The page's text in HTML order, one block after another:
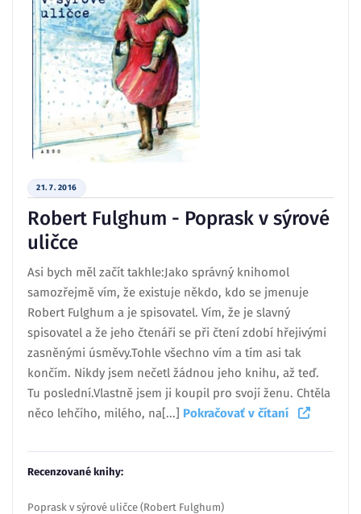
21. 7. 2016
Robert Fulghum - Poprask v sýrové
uličce
Asi bych měl začít takhle:Jako správný knihomol
samozřejmě vím, že existuje někdo, kdo se jmenuje
Robert Fulghum a je spisovatel. Vím, že je slavný
spisovatel a že jeho čtenáři se při čtení zdobí hřejivými
zasněnými úsměvy.Tohle všechno vím a tím asi tak
končím. Nikdy jsem nečetl žádnou jeho knihu, až teď.
Tu poslední.Vlastně jsem ji koupil pro svojí ženu. Chtěla
něco lehčího, milého, na[...] Pokračovať v čítaní
Recenzované knihy:
Poprask v sýrové uličce (Robert Fulghum)